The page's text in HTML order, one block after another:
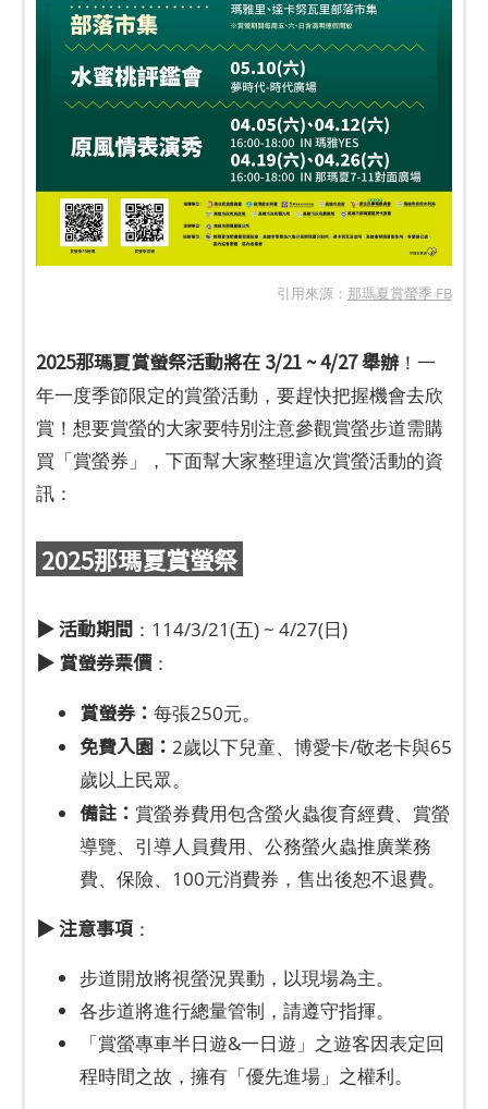
引用來源： 那瑪夏賞螢季 FB
2025那瑪夏賞螢祭活動將在 3/21 ~ 4/27 舉辦 ！一
年一度季節限定的賞螢活動，要趕快把握機會去欣
賞！想要賞螢的大家要特別注意參觀賞螢步道需購
買「賞螢券」，下面幫大家整理這次賞螢活動的資
訊：
2025那瑪夏賞螢祭
▶ 活動期間 ：114/3/21(五) ~ 4/27(日)
▶ 賞螢券票價：
賞螢券： 每張250元。
免費入園： 2歲以下兒童、博愛卡/敬老卡與65
歲以上民眾。
備註： 賞螢券費用包含螢火蟲復育經費、賞螢
導覽、引導人員費用、公務螢火蟲推廣業務
費、保險、100元消費券，售出後恕不退費。
▶ 注意事項 ：
步道開放將視螢況異動，以現場為主。
各步道將進行總量管制，請遵守指揮。
「賞螢專車半日遊&一日遊」之遊客因表定回
程時間之故，擁有「優先進場」之權利。